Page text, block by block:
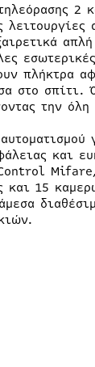
2
πλήκτρα
στο
την όλη
και
15